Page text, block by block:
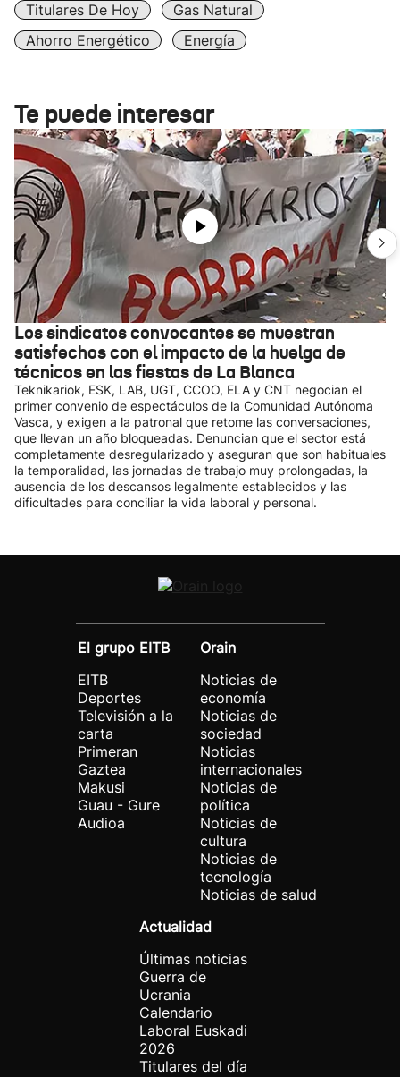
Titulares De Hoy
Gas Natural
Ahorro Energético
Energía
Te puede interesar
Los sindicatos convocantes se muestran
satisfechos con el impacto de la huelga de
técnicos en las fiestas de La Blanca
Teknikariok, ESK, LAB, UGT, CCOO, ELA y CNT negocian el
primer convenio de espectáculos de la Comunidad Autónoma
Vasca, y exigen a la patronal que retome las conversaciones,
que llevan un año bloqueadas. Denuncian que el sector está
completamente desregularizado y aseguran que son habituales
la temporalidad, las jornadas de trabajo muy prolongadas, la
ausencia de los descansos legalmente establecidos y las
dificultades para conciliar la vida laboral y personal.
El grupo EITB
EITB
Deportes
Televisión a la
carta
Primeran
Gaztea
Makusi
Guau - Gure
Audioa
Orain
Noticias de
economía
Noticias de
sociedad
Noticias
internacionales
Noticias de
política
Noticias de
cultura
Noticias de
tecnología
Noticias de salud
Actualidad
Últimas noticias
Guerra de
Ucrania
Calendario
Laboral Euskadi
2026
Titulares del día